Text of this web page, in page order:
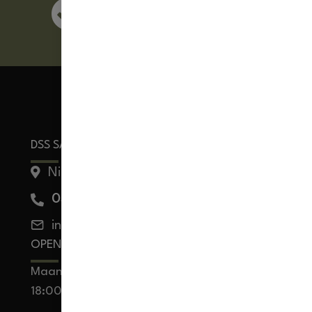
DSS SALON PRODUCTS
Nieuwegracht 7, 3763 LP Soest
035 750 6456
info@kapsalonartikelen.nl
OPENINGSTIJDEN
Maandag t/m vrijdag: 09:00 –
18:00